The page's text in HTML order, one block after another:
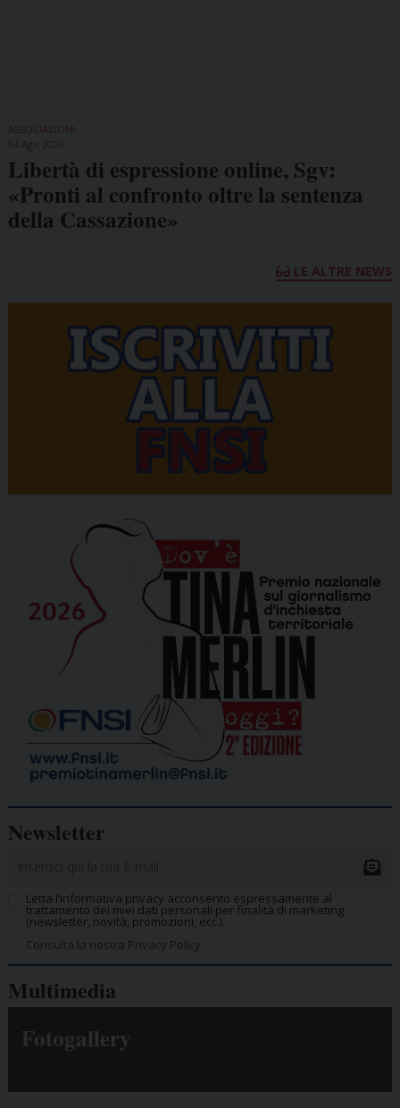
ASSOCIAZIONI
Libertà di espressione online, Sgv:
«Pronti al confronto oltre la sentenza
della Cassazione»
LE ALTRE NEWS
Newsletter
Letta l’informativa privacy acconsento espressamente al
trattamento dei miei dati personali per finalità di marketing
(newsletter, novità, promozioni, ecc.).
Consulta la nostra Privacy Policy.
Multimedia
Fotogallery